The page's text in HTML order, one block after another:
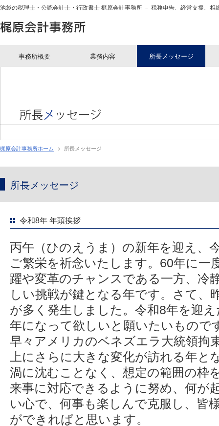
池袋の税理士・公認会計士・行政書士 梶原会計事務所 － 税務申告、経営支援、相
事務所概要 業務内容 所長メッセージ
梶原会計事務所ホーム 所長メッセージ
所長メッセージ
令和8年 年頭挨拶
丙午（ひのえうま）の新年を迎え、
ご繁栄を祈念いたします。60年に一
躍や変革のチャンスである一方、冷
しい挑戦が鍵となる年です。さて、
が多く発生しました。令和8年を迎
年になって欲しいと願いたいもので
早々アメリカのベネズエラ大統領拘
上にさらに大きな変化が訪れる年と
渦に沈むことなく、想定の範囲の枠
来事に対応できるように努め、何が
い心で、何事も楽しんで克服し、皆
ができればと思います。